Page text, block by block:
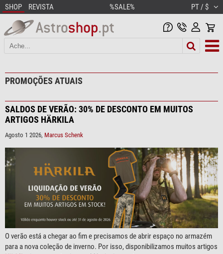
SHOP REVISTA %SALE% PT / $
PROMOÇÕES ATUAIS
SALDOS DE VERÃO: 30% DE DESCONTO EM MUITOS
ARTIGOS HÄRKILA
Agosto 1 2026, Marcus Schenk
O verão está a chegar ao fim e precisamos de abrir espaço no armazém
para a nova coleção de inverno. Por isso, disponibilizamos muitos artigos